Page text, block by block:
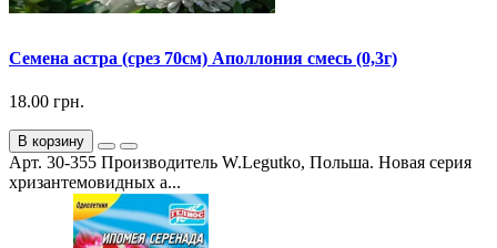
Семена астра (срез 70см) Аполлония смесь (0,3г)
18.00 грн.
В корзину
Арт. 30-355 Производитель W.Legutko, Польша. Новая серия
хризантемовидных а...